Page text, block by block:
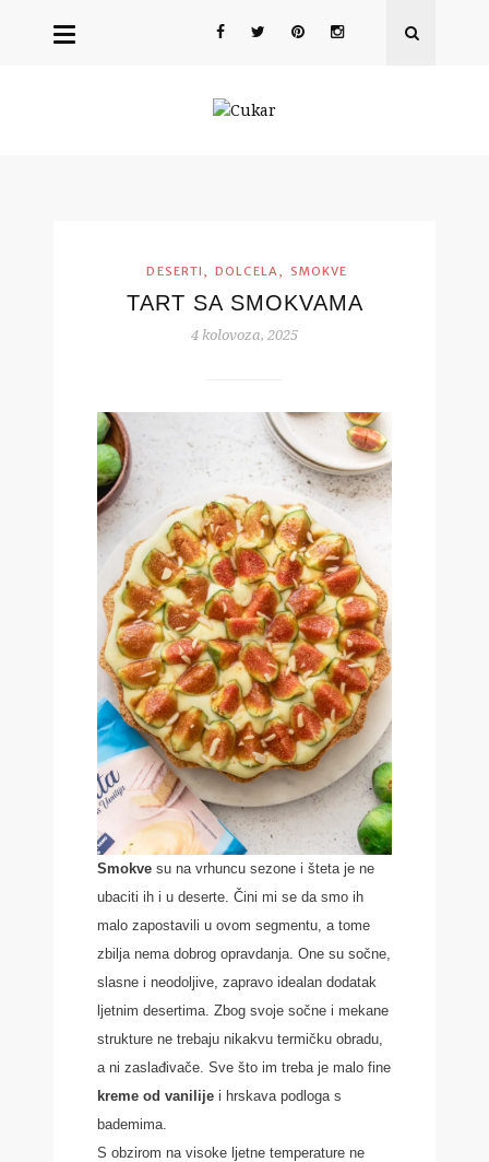
DESERTI , DOLCELA, SMOKVE
TART SA SMOKVAMA
4 kolovoza, 2025
Smokve su na vrhuncu sezone i šteta je ne
ubaciti ih i u deserte. Čini mi se da smo ih
malo zapostavili u ovom segmentu, a tome
zbilja nema dobrog opravdanja. One su sočne,
slasne i neodoljive, zapravo idealan dodatak
ljetnim desertima. Zbog svoje sočne i mekane
strukture ne trebaju nikakvu termičku obradu,
a ni zaslađivače. Sve što im treba je malo fine
kreme od vanilije i hrskava podloga s
bademima.
S obzirom na visoke ljetne temperature ne